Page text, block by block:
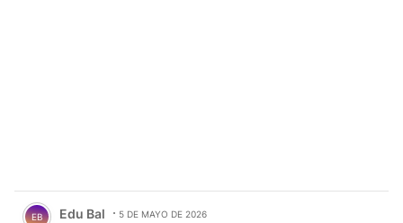
Comentario de Edu Bal.
EB Edu Bal 5 DE MAYO DE 2026